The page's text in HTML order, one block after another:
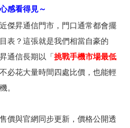
感看得見～
傑昇通信門市，門口通常都會擺
表？這張就是我們相當自豪的
通信長期以「挑戰手機市場最低
必花大量時間四處比價，也能輕
。
價與官網同步更新，價格公開透